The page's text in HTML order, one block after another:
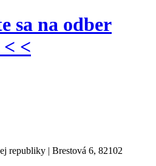
sa na odber
<
republiky | Brestová 6, 82102